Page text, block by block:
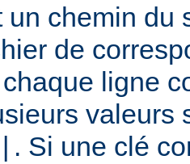
un chemin du
de
ligne
valeurs
. Si une clé